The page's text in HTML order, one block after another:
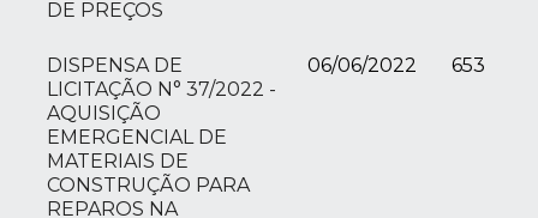
DE PREÇOS
DISPENSA DE
LICITAÇÃO N° 37/2022 -
AQUISIÇÃO
EMERGENCIAL DE
MATERIAIS DE
CONSTRUÇÃO PARA
REPAROS NA
06/06/2022 653